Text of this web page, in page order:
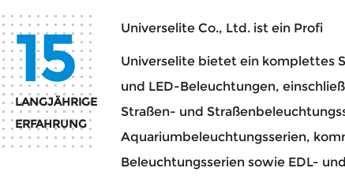
15
LANGJÄHRIGE
ERFAHRUNG
Universelite Co., Ltd. ist ein Profi
Universelite bietet ein komplettes
und LED-Beleuchtungen,
Straßen- und
Aquariumbeleuchtungsserien,
Beleuchtungsserien sowie EDL-